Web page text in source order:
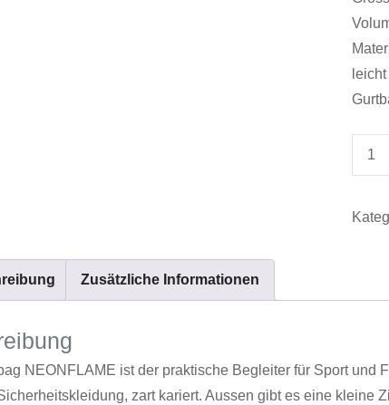
Zusätzliche Informationen
NEONFLAME ist der praktische Begleiter für Sport und
zart kariert. Aussen gibt es eine kleine